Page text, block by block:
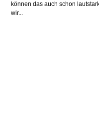
können das auch schon
wir...